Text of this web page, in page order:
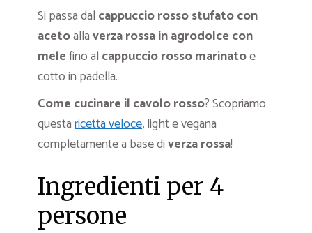
Si passa dal cappuccio rosso stufato con
acetoallaverza rossa in agrodolce con
melefino al cappuccio rosso marinatoe
cotto in padella.
Come cucinare il cavolo rosso? Scopriamo
questaricetta veloce, light e vegana
completamente a base diverza rossa!
Ingredienti per 4
persone